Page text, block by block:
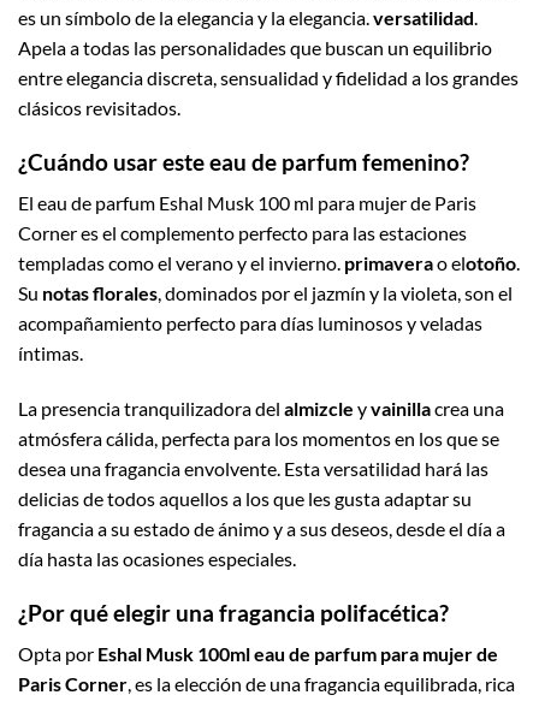
es un símbolo de la elegancia y la elegancia.versatilidad.
Apela a todas las personalidades que buscan un equilibrio
entre elegancia discreta, sensualidad y fidelidad a los grandes
clásicos revisitados.
¿Cuándo usar este eau de parfum femenino?
El eau de parfum Eshal Musk 100 ml para mujer de Paris
Corner es el complemento perfecto para las estaciones
templadas como el verano y el invierno. primaverao elotoño.
Su notas florales, dominados por el jazmín y la violeta, son el
acompañamiento perfecto para días luminosos y veladas
íntimas.
La presencia tranquilizadora del almizcle yvainillacrea una
atmósfera cálida, perfecta para los momentos en los que se
desea una fragancia envolvente. Esta versatilidad hará las
delicias de todos aquellos a los que les gusta adaptar su
fragancia a su estado de ánimo y a sus deseos, desde el día a
día hasta las ocasiones especiales.
¿Por qué elegir una fragancia polifacética?
Opta por Eshal Musk 100ml eau de parfum para mujer de
Paris Corner, es la elección de una fragancia equilibrada, rica